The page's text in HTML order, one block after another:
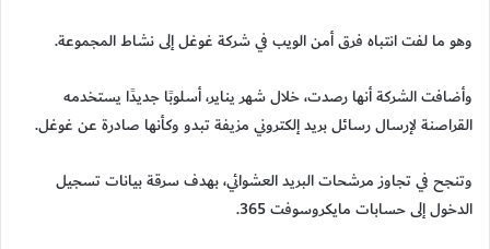
وهو ما لفت انتباه فرق أمن الويب في شركة غوغل إلى نشاط المجموعة.
وأضافت الشركة أنها رصدت، خلال شهر يناير، أسلوبًا جديدًا يستخدمه
القراصنة لإرسال رسائل بريد إلكتروني مزيفة تبدو وكأنها صادرة عن غوغل.
وتنجح في تجاوز مرشحات البريد العشوائي، بهدف سرقة بيانات تسجيل
الدخول إلى حسابات مايكروسوفت 365.